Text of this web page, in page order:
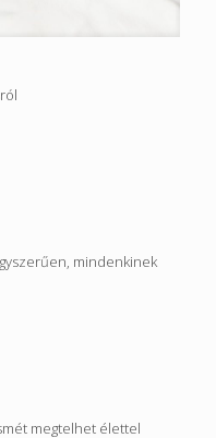
mindenkinek
megtelhet élettel